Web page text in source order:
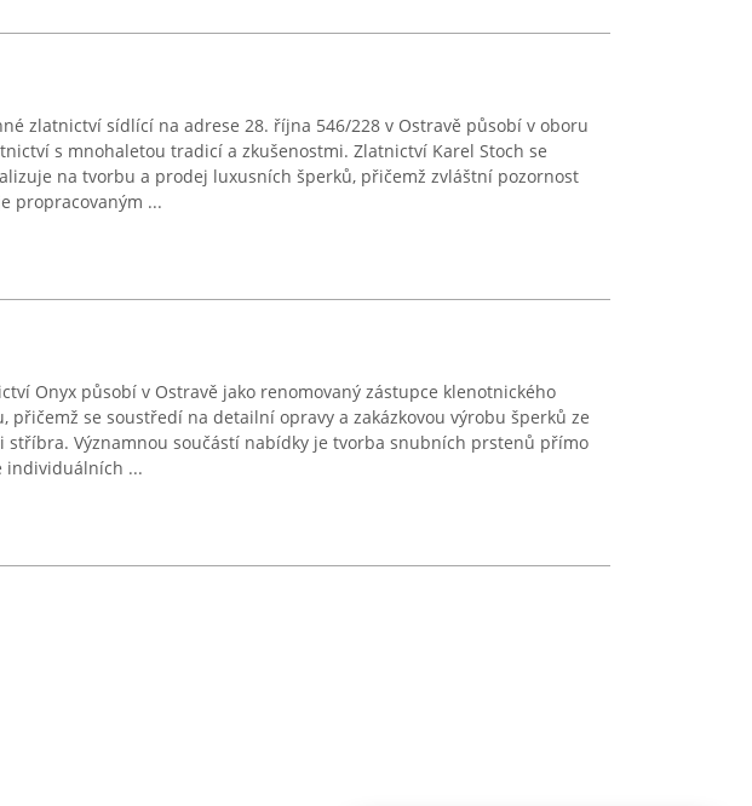
zlatnictví sídlící na adrese 28. října 546/228 v Ostravě působí v oboru
s mnohaletou tradicí a zkušenostmi. Zlatnictví Karel Stoch se
na tvorbu a prodej luxusních šperků, přičemž zvláštní pozornost
propracovaným ...
Onyx působí v Ostravě jako renomovaný zástupce klenotnického
přičemž se soustředí na detailní opravy a zakázkovou výrobu šperků ze
stříbra. Významnou součástí nabídky je tvorba snubních prstenů přímo
individuálních ...